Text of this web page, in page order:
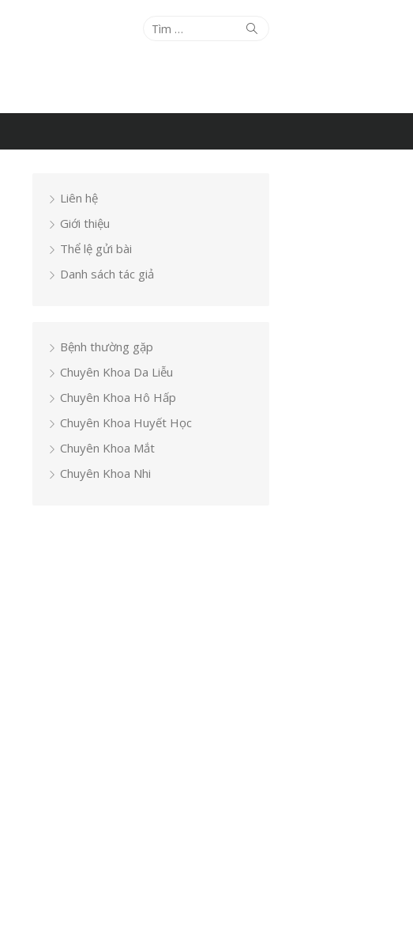
Tìm
Tìm
Liên hệ
Giới thiệu
Thể lệ gửi bài
Danh sách tác giả
Bệnh thường gặp
Chuyên Khoa Da Liễu
Chuyên Khoa Hô Hấp
Chuyên Khoa Huyết Học
Chuyên Khoa Mắt
Chuyên Khoa Nhi